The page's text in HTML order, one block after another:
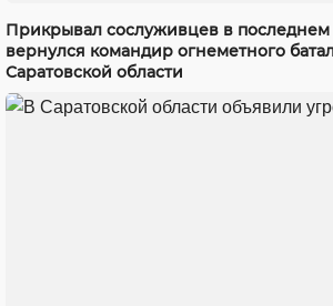
Прикрывал сослуживцев в
вернулся командир огнеметного
Саратовской области